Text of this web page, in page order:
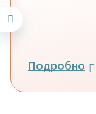
Подробно